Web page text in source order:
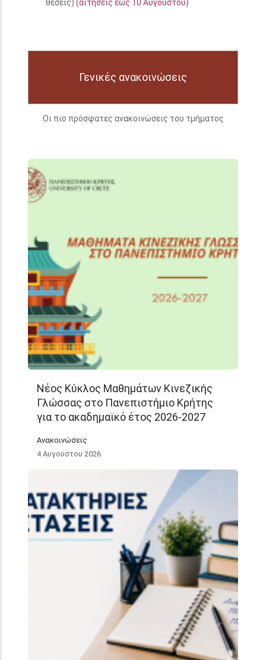
θέσεις) (αιτήσεις έως 10 Αυγούστου)
Γενικές ανακοινώσεις
Οι πιο πρόσφατες ανακοινώσεις του τμήματος
Νέος Κύκλος Μαθημάτων Κινεζικής
Γλώσσας στο Πανεπιστήμιο Κρήτης
για το ακαδημαϊκό έτος 2026-2027
Ανακοινώσεις
4 Αυγούστου 2026